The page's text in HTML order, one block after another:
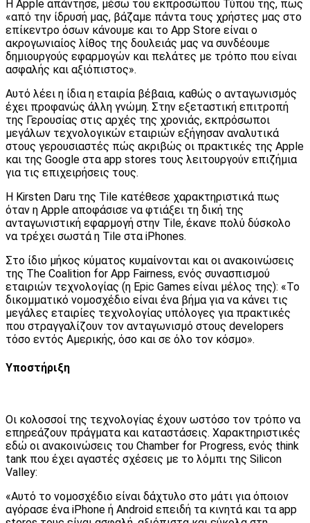
Η Apple απάντησε, μέσω του εκπροσώπου Τύπου της, πως
«από την ίδρυσή μας, βάζαμε πάντα τους χρήστες μας στο
επίκεντρο όσων κάνουμε και το App Store είναι ο
ακρογωνιαίος λίθος της δουλειάς μας να συνδέουμε
δημιουργούς εφαρμογών και πελάτες με τρόπο που είναι
ασφαλής και αξιόπιστος».
Αυτό λέει η ίδια η εταιρία βέβαια, καθώς ο ανταγωνισμός
έχει προφανώς άλλη γνώμη. Στην εξεταστική επιτροπή
της Γερουσίας στις αρχές της χρονιάς, εκπρόσωποι
μεγάλων τεχνολογικών εταιριών εξήγησαν αναλυτικά
στους γερουσιαστές πώς ακριβώς οι πρακτικές της Apple
και της Google στα app stores τους λειτουργούν επιζήμια
για τις επιχειρήσεις τους.
Η Kirsten Daru της Tile κατέθεσε χαρακτηριστικά πως
όταν η Apple αποφάσισε να φτιάξει τη δική της
ανταγωνιστική εφαρμογή στην Tile, έκανε πολύ δύσκολο
να τρέχει σωστά η Tile στα iPhones.
Στο ίδιο μήκος κύματος κυμαίνονται και οι ανακοινώσεις
της The Coalition for App Fairness, ενός συνασπισμού
εταιριών τεχνολογίας (η Epic Games είναι μέλος της): «Το
δικομματικό νομοσχέδιο είναι ένα βήμα για να κάνει τις
μεγάλες εταιρίες τεχνολογίας υπόλογες για πρακτικές
που στραγγαλίζουν τον ανταγωνισμό στους developers
τόσο εντός Αμερικής, όσο και σε όλο τον κόσμο».
Υποστήριξη
Οι κολοσσοί της τεχνολογίας έχουν ωστόσο τον τρόπο να
επηρεάζουν πράγματα και καταστάσεις. Χαρακτηριστικές
εδώ οι ανακοινώσεις του Chamber for Progress, ενός think
tank που έχει αγαστές σχέσεις με το λόμπι της Silicon
Valley:
«Αυτό το νομοσχέδιο είναι δάχτυλο στο μάτι για όποιον
αγόρασε ένα iPhone ή Android επειδή τα κινητά και τα app